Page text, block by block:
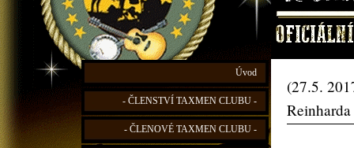
Úvod
- ČLENSTVÍ TAXMEN CLUBU -
- ČLENOVÉ TAXMEN CLUBU -
(27.5.